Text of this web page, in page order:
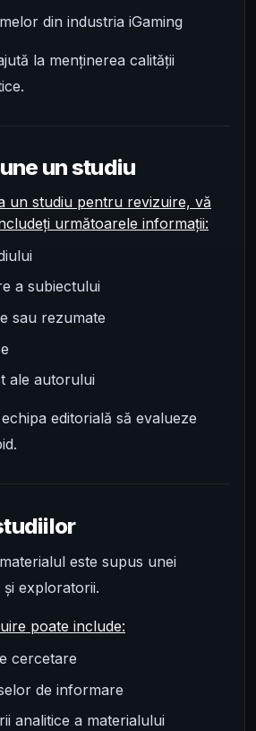
din industria iGaming
la menținerea calității
un studiu
un studiu pentru revizuire, vă
următoarele informații:
a subiectului
sau rezumate
ale autorului
editorială să evalueze
este supus unei
exploratorii.
poate include:
cercetare
de informare
analitice a materialului